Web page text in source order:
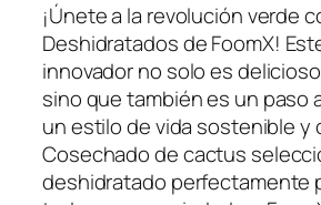
¡Únete a la revolución verde
Deshidratados de FoomX!
innovador no solo es
sino que también es un paso
un estilo de vida sostenible y
Cosechado de cactus
deshidratado perfectamente